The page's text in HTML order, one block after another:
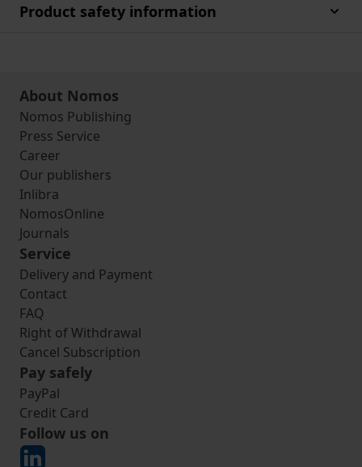
Product safety information
About Nomos
Nomos Publishing
Press Service
Career
Our publishers
Inlibra
NomosOnline
Journals
Service
Delivery and Payment
Contact
FAQ
Right of Withdrawal
Cancel Subscription
Pay safely
PayPal
Credit Card
Follow us on